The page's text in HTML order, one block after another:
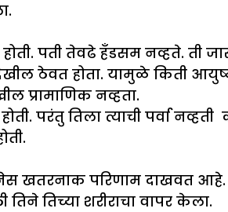
पती तेवढे हँडसम नव्हते. ती
ठेवत होता. यामुळे किती आयुष्य
प्रामाणिक नव्हता.
परंतु तिला त्याची पर्वा
खतरनाक परिणाम दाखवत
तिच्या शरीराचा वापर केला.